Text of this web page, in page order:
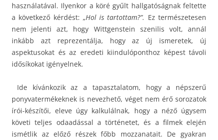
használatával. Ilyenkor a köré gyűlt hallgatóságnak feltette
a következő kérdést: „Hol is tartottam?”. Ez természetesen
nem jelenti azt, hogy Wittgenstein szenilis volt, annál
inkább azt reprezentálja, hogy az új ismeretek, új
aspektusokat és az eredeti kiindulóponthoz képest távoli
idősíkokat igényelnek.
Ide kívánkozik az a tapasztalatom, hogy a népszerű
ponyvatermékeknek is nevezhető, véget nem érő sorozatok
írói-készítői, eleve úgy kalkulálnak, hogy a néző úgysem
követi teljes odaadással a történetet, és a filmek elején
ismétlik az előző részek főbb mozzanatait. De gyakran